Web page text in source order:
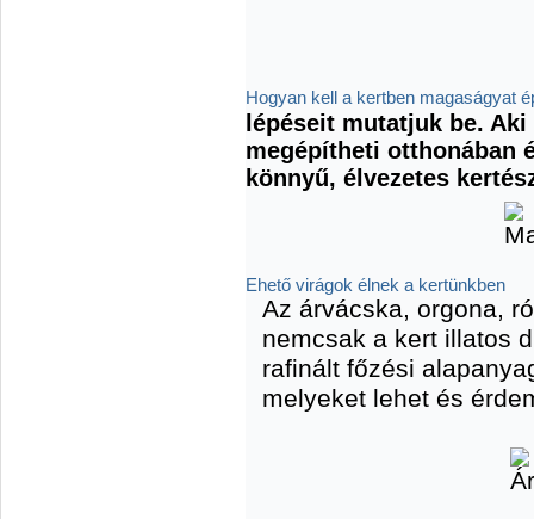
Hogyan kell a kertben magaságyat
lépéseit mutatjuk be.
megépítheti otthonában
könnyű, élvezetes
Ehető virágok élnek a kertünkben
Az árvácska, orgona,
nemcsak a kert illatos
rafinált főzési
melyeket lehet és